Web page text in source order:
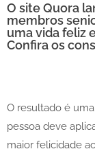
O site Quora
membros
uma vida feliz
Confira os
O resultado é
pessoa deve
maior felicidade